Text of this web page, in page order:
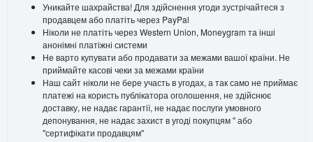
Уникайте шахрайства! Для здійснення угоди зустрічайтеся з
продавцем або платіть через PayPal
Ніколи не платіть через Western Union, Moneygram та інші
анонімні платіжні системи
Не варто купувати або продавати за межами вашої країни. Не
приймайте касові чеки за межами країни
Наш сайт ніколи не бере участь в угодах, а так само не приймає
платежі на користь публікатора оголошення, не здійснює
доставку, не надає гарантії, не надає послуги умовного
депонування, не надає захист в угоді покупцям " або
"сертифікати продавцям"